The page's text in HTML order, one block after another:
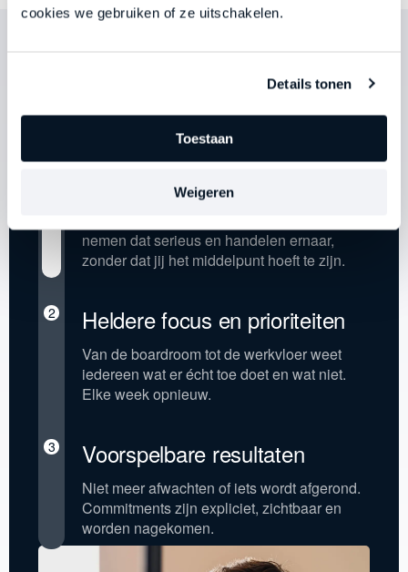
cookies we gebruiken of ze uitschakelen.
Details tonen
Toestaan
Weigeren
Na deze webinar creëer
Eigenaarschap op elk niveau
nemen dat serieus en handelen ernaar,
zonder dat jij het middelpunt hoeft te zijn.
2 Heldere focus en prioriteiten
Van de boardroom tot de werkvloer weet
iedereen wat er écht toe doet en wat niet.
Elke week opnieuw.
3 Voorspelbare resultaten
Niet meer afwachten of iets wordt afgerond.
Commitments zijn expliciet, zichtbaar en
worden nagekomen.